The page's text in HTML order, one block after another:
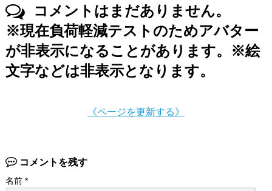
コメントはまだありません。
※現在負荷軽減テストのためアバター
が非表示になることがあります。※絵
文字などは非表示となります。
《ページを更新する》
コメントを残す
名前 *